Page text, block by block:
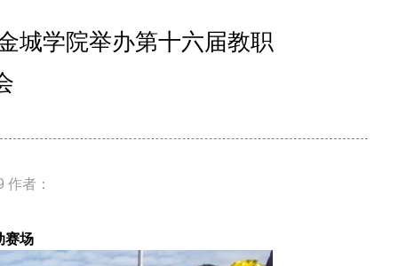
城学院举办第十六届教职
作者：
赛场